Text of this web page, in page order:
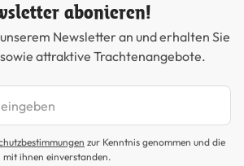
abonieren!
Newsletter an und erhalten Sie
attraktive Trachtenangebote.
zur Kenntnis genommen und die
mit ihnen einverstanden.